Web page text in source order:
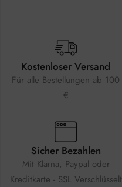
Kostenloser Versand
Für alle Bestellungen ab 100
€
Sicher Bezahlen
Mit Klarna, Paypal oder
Kreditkarte - SSL Verschlüsselt